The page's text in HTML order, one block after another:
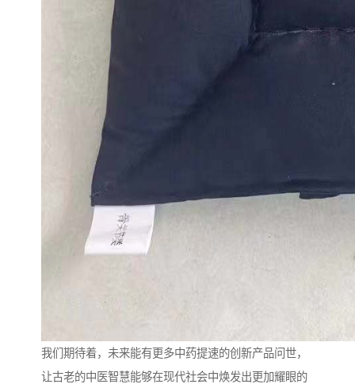
我们期待着，未来能有更多中药提速的创新产品问世，
让古老的中医智慧能够在现代社会中焕发出更加耀眼的